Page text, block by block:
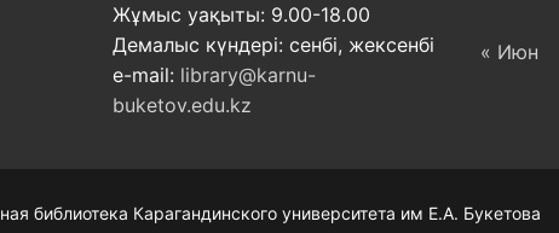
Жұмыс уақыты: 9.00-18.00
Демалыс күндері: сенбі, жексенбі
e-mail: library@karnu-
buketov.edu.kz
« Июн
библиотека Карагандинского университета им Е.А. Букетова